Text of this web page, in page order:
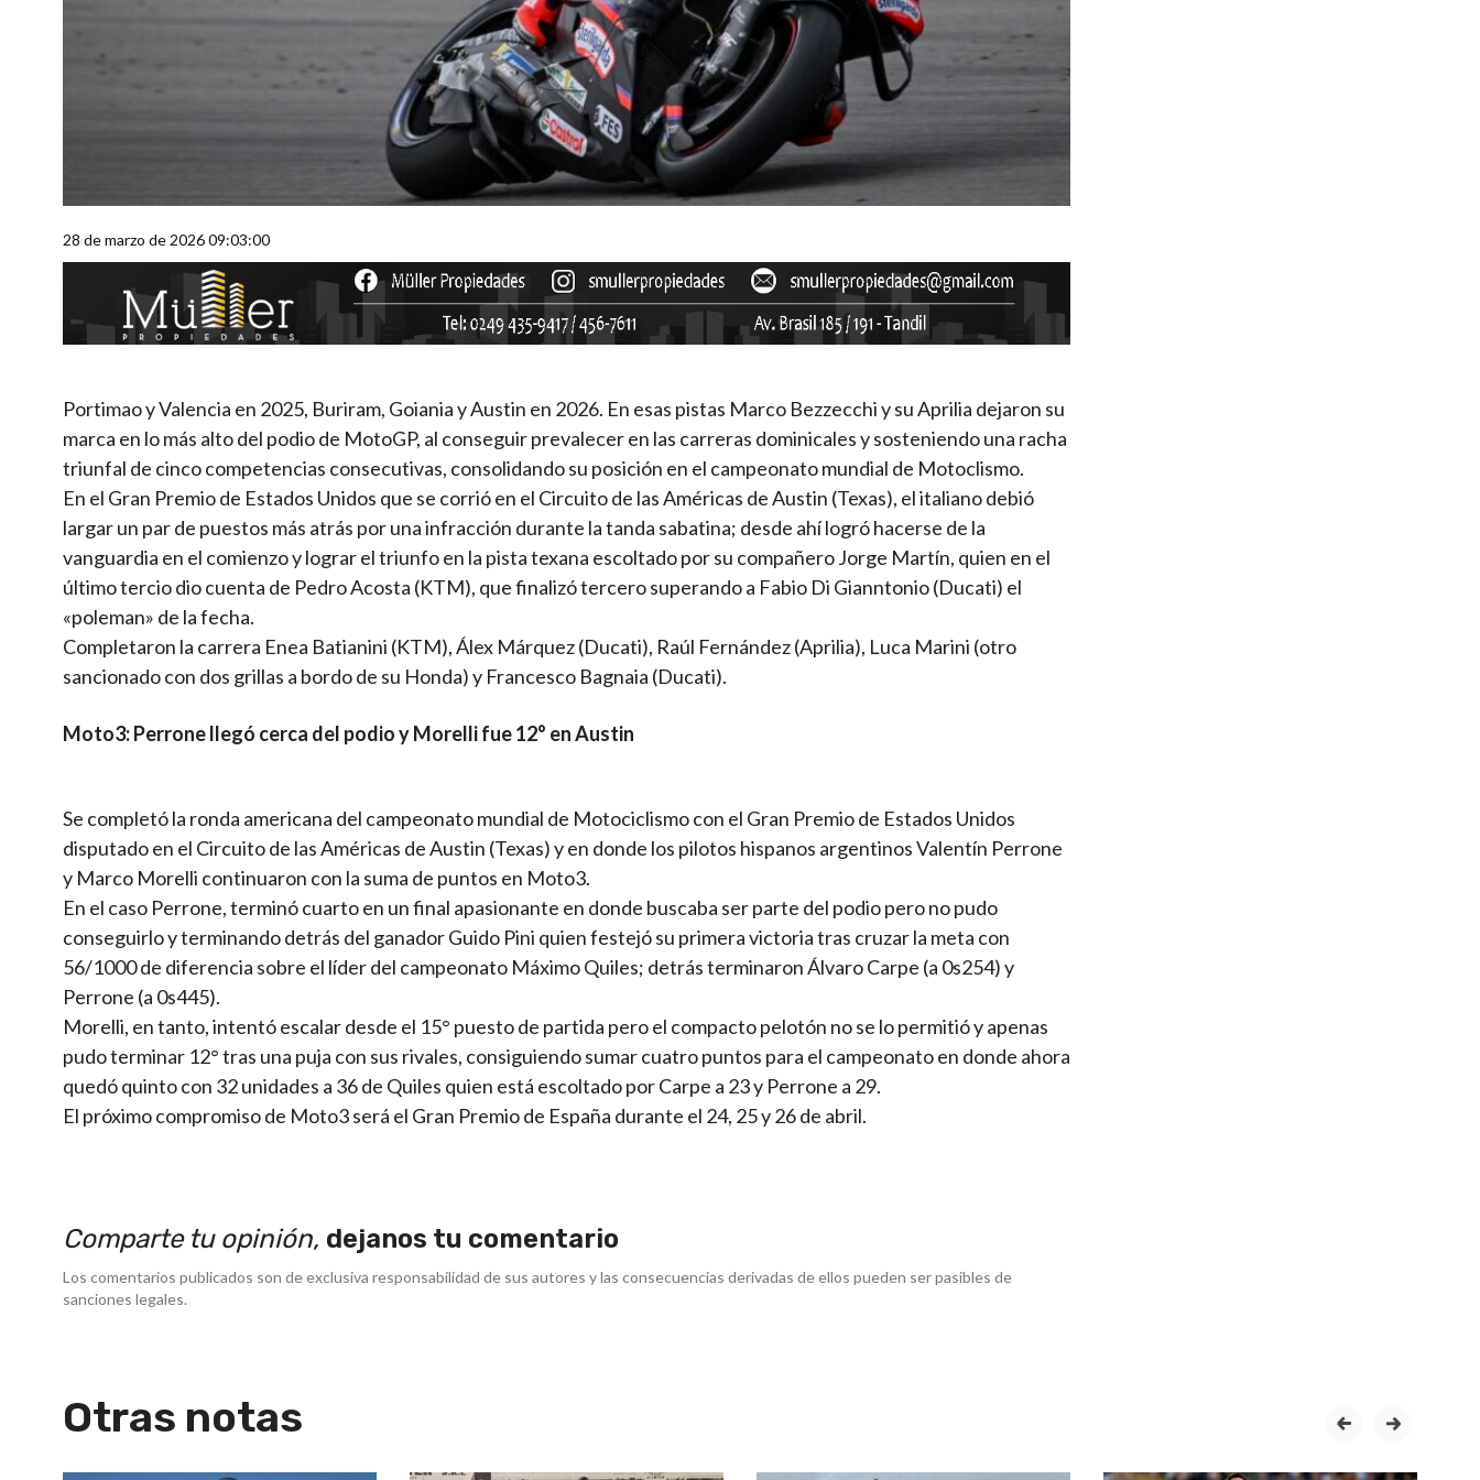
28 de marzo de 2026 09:03:00
Portimao y Valencia en 2025, Buriram, Goiania y Austin en 2026. En esas pistas Marco Bezzecchi y su Aprilia dejaron su
marca en lo más alto del podio de MotoGP, al conseguir prevalecer en las carreras dominicales y sosteniendo una racha
triunfal de cinco competencias consecutivas, consolidando su posición en el campeonato mundial de Motoclismo.
En el Gran Premio de Estados Unidos que se corrió en el Circuito de las Américas de Austin (Texas), el italiano debió
largar un par de puestos más atrás por una infracción durante la tanda sabatina; desde ahí logró hacerse de la
vanguardia en el comienzo y lograr el triunfo en la pista texana escoltado por su compañero Jorge Martín, quien en el
último tercio dio cuenta de Pedro Acosta (KTM), que finalizó tercero superando a Fabio Di Gianntonio (Ducati) el
«poleman» de la fecha.
Completaron la carrera Enea Batianini (KTM), Álex Márquez (Ducati), Raúl Fernández (Aprilia), Luca Marini (otro
sancionado con dos grillas a bordo de su Honda) y Francesco Bagnaia (Ducati).
Moto3: Perrone llegó cerca del podio y Morelli fue 12° en Austin
Se completó la ronda americana del campeonato mundial de Motociclismo con el Gran Premio de Estados Unidos
disputado en el Circuito de las Américas de Austin (Texas) y en donde los pilotos hispanos argentinos Valentín Perrone
y Marco Morelli continuaron con la suma de puntos en Moto3.
En el caso Perrone, terminó cuarto en un final apasionante en donde buscaba ser parte del podio pero no pudo
conseguirlo y terminando detrás del ganador Guido Pini quien festejó su primera victoria tras cruzar la meta con
56/1000 de diferencia sobre el líder del campeonato Máximo Quiles; detrás terminaron Álvaro Carpe (a 0s254) y
Perrone (a 0s445).
Morelli, en tanto, intentó escalar desde el 15° puesto de partida pero el compacto pelotón no se lo permitió y apenas
pudo terminar 12° tras una puja con sus rivales, consiguiendo sumar cuatro puntos para el campeonato en donde ahora
quedó quinto con 32 unidades a 36 de Quiles quien está escoltado por Carpe a 23 y Perrone a 29.
El próximo compromiso de Moto3 será el Gran Premio de España durante el 24, 25 y 26 de abril.
Comparte tu opinión, dejanos tu comentario
Los comentarios publicados son de exclusiva responsabilidad de sus autores y las consecuencias derivadas de ellos pueden ser pasibles de
sanciones legales.
Otras notas prev next